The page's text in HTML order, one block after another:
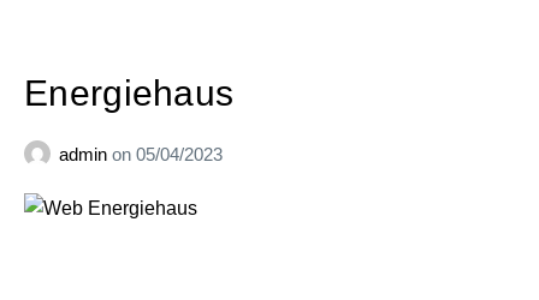
Energiehaus
admin on 05/04/2023